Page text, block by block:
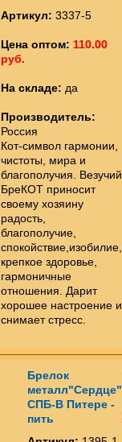
Артикул: 3337-5
Цена оптом: 110.00
руб.
На складе: да
Производитель:
Россия
Кот-символ гармонии,
чистоты, мира и
благополучия. Везучий
БреКОТ приносит
своему хозяину
радость,
благополучие,
спокойствие,изобилие,
крепкое здоровье,
гармоничные
отношения. Дарит
хорошее настроение и
снимает стресс.
Брелок
металл"Сердце"
СПБ-В Питере -
пить